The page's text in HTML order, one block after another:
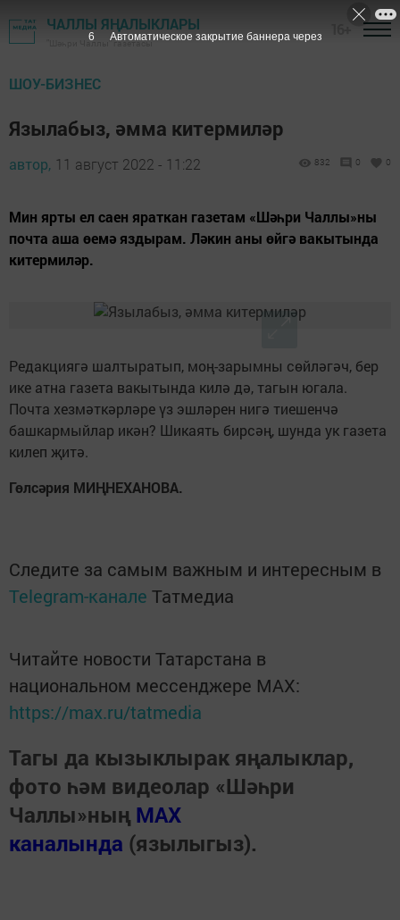
ЧАЛЛЫ ЯҢАЛЫКЛАРЫ
"Шәһри Чаллы" газетасы
ШОУ-БИЗНЕС
Язылабыз, әмма китермиләр
автор, 11 август 2022 - 11:22 832 0 0
Мин ярты ел саен яраткан газетам «Шәһри Чаллы»ны
почта аша өемә яздырам. Ләкин аны өйгә вакытында
китермиләр.
Редакциягә шалтыратып, моң-зарымны сөйләгәч, бер
ике атна газета вакытында килә дә, тагын югала.
Почта хезмәткәрләре үз эшләрен нигә тиешенчә
башкармыйлар икән? Шикаять бирсәң, шунда ук газета
килеп җитә.
Гөлсәрия МИҢНЕХАНОВА.
Следите за самым важным и интересным в
Telegram-канале Татмедиа
Читайте новости Татарстана в
национальном мессенджере MАХ:
https://max.ru/tatmedia
Тагы да кызыклырак яңалыклар,
фото һәм видеолар «Шәһри
Чаллы»ның MAX
каналында (язылыгыз).
5 Автоматическое закрытие баннера через